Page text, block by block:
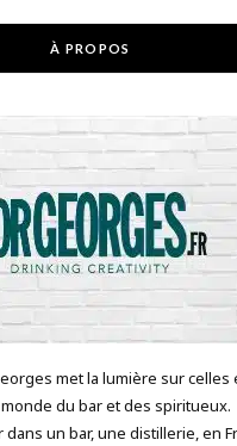
À PROPOS
met la lumière sur celles
du bar et des spiritueux.
un bar, une distillerie, en